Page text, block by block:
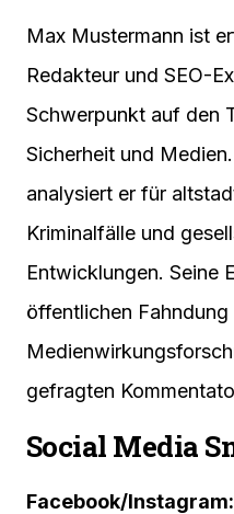
Max Mustermann ist
Redakteur und SEO-
Schwerpunkt auf den
Sicherheit und
analysiert er für
Kriminalfälle und
Entwicklungen. Seine
öffentlichen Fahndung
gefragten
Social Media
Facebook/Instagram: